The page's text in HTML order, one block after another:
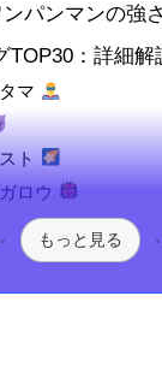
パンマンの強
TOP30：詳細解
マ
ト
ロウ
もっと見る